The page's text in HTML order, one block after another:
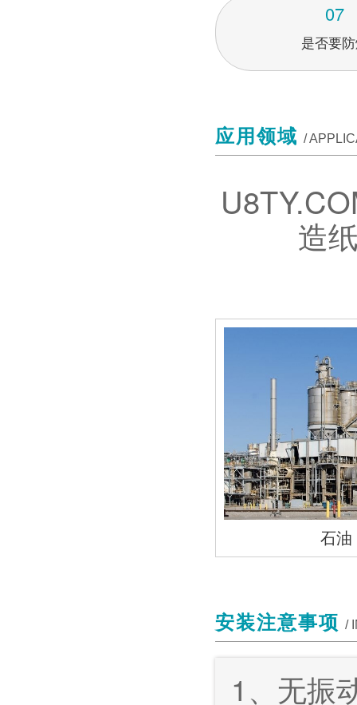
07
是否要
应用领域 /
造
石油
安装注意事项 /
1、无振